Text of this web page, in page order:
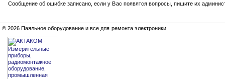
Сообщение об ошибке записано, если у Вас появятся вопросы, пишите их
© 2026 Паяльное оборудование и все для ремонта электроники